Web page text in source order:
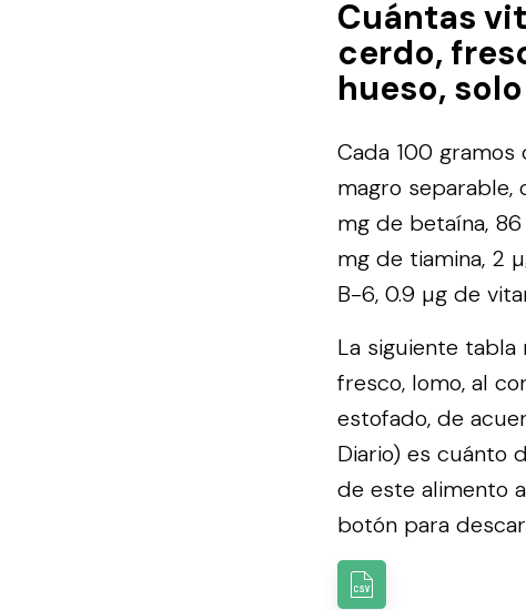
Cuántas
cerdo,
hueso,
Cada 100 gramos
magro separable,
mg de betaína, 86
mg de tiamina, 2
B-6, 0.9 µg de
La siguiente
fresco, lomo, al
estofado, de
Diario) es cuánto
de este alimento
botón para